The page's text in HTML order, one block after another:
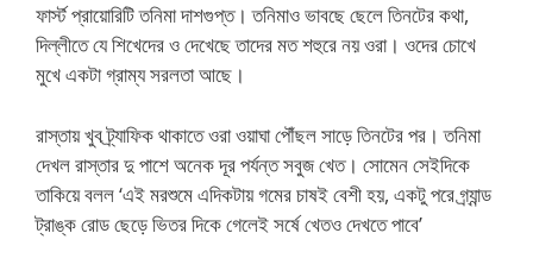
ফার্স্ট প্রায়োরিটি তনিমা দাশগুপ্ত। তনিমাও ভাবছে ছেলে তিনটের কথা,
দিল্লীতে যে শিখেদের ও দেখেছে তাদের মত শহুরে নয় ওরা। ওদের চোখে
মুখে একটা গ্রাম্য সরলতা আছে।
রাস্তায় খুব ট্র্যাফিক থাকাতে ওরা ওয়াঘা পৌঁছল সাড়ে তিনটের পর। তনিমা
দেখল রাস্তার দু পাশে অনেক দূর পর্যন্ত সবুজ খেত। সোমেন সেইদিকে
তাকিয়ে বলল ‘এই মরশুমে এদিকটায় গমের চাষই বেশী হয়, একটু পরে গ্র্যান্ড
ট্রাঙ্ক রোড ছেড়ে ভিতর দিকে গেলেই সর্ষে খেতও দেখতে পাবে’